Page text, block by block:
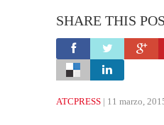
SHARE THIS
ATCPRESS | 11 marzo,